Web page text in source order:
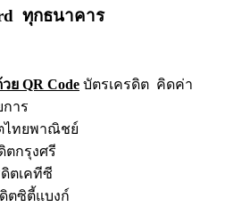
ทุกธนาคาร
ย QR Code บัตรเครดิต คิดค่า
การ
ตไทยพาณิชย์
ตกรุงศรี
ดิตเคทีซี
ดิตซิตี้แบงก์